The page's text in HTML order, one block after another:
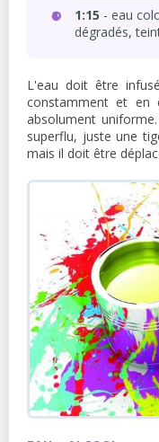
1:15 - eau
dégradés,
L'eau doit être
constamment et en
absolument
superflu, juste une
mais il doit être